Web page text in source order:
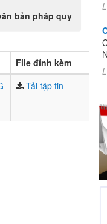
bản pháp quy
File đính kèm
Tải tập tin